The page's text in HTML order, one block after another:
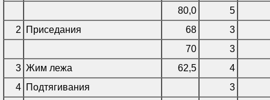
80,0
5
2
Приседания 68
3
70
3
3 Жим лежа 62,5
4
4 Подтягивания
3